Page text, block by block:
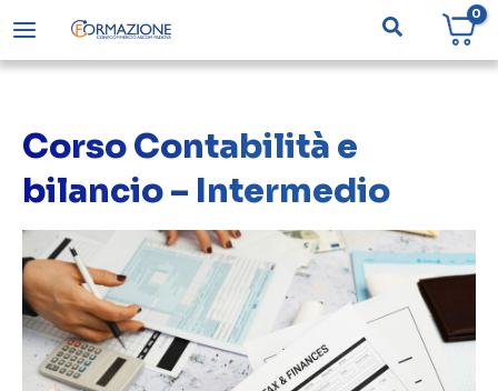
contenuto
Cerca
Corso Contabilità e
bilancio – Intermedio